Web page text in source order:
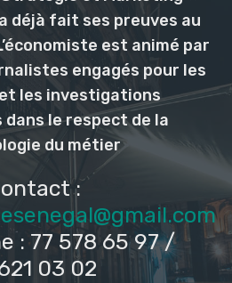
a déjà fait ses preuves au
est animé par
engagés pour les
les investigations
dans le respect de la
du métier
:
: 77 578 65 97 /
03 02